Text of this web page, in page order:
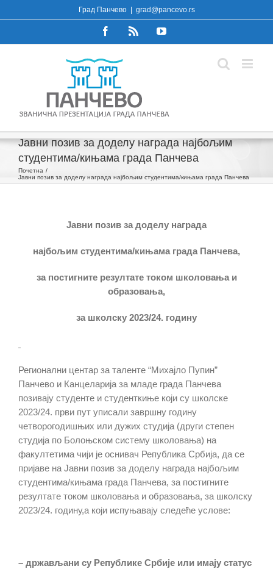
to
Град Панчево grad@pancevo.rs
FacebookRss YouTube
Јавни позив за доделу награда најбољим
студентима/кињама града Панчева
Почетна
Јавни позив за доделу награда најбољим студентима/кињама града Панчева
Јавни позив за доделу награда
најбољим студентима/кињама града Панчева,
за постигните резултате током школовања и
образовања,
за школску 2023/24. годину
Регионални центар за таленте “Михајло Пупин”
Панчево и Канцеларија за младе града Панчева
позивају студенте и студенткиње који су школскe
2023/24. први пут уписали завршну годину
четворогодишњих или дужих студија (други степен
студија по Болоњском систему школовања) на
факултетима чији је оснивач Република Србија, да се
пријаве на Јавни позив за доделу награда најбољим
студентима/кињама града Панчева, за постигните
резултате током школовања и образовања, за школску
2023/24. годину,a који испуњавају следеће услове:
– држављани су Републике Србије или имају статус